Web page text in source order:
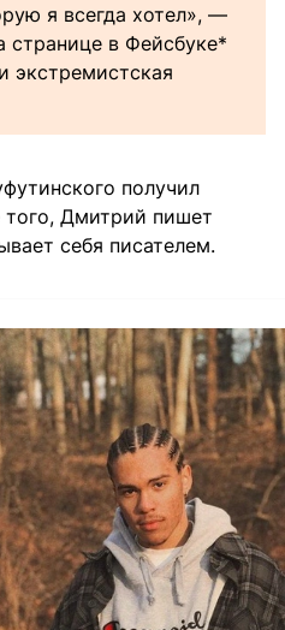
я всегда хотел», —
странице в Фейсбуке*
экстремистская
получил
того, Дмитрий пишет
себя писателем.